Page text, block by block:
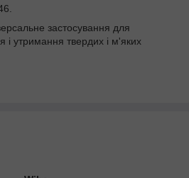
застосування для
і утримання твердих і м'яких